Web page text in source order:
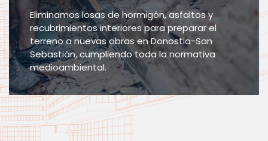
Eliminamos losas de hormigón, asfaltos y
recubrimientos interiores para preparar el
terreno a nuevas obras en Donostia-San
Sebastián, cumpliendo toda la normativa
medioambiental.